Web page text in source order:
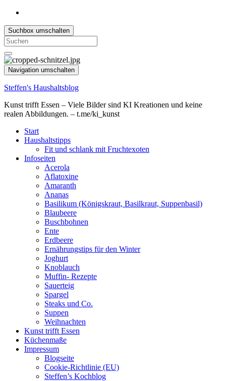
Suchbox umschalten
Search
for:
Navigation umschalten
Steffen's Haushaltsblog
Kunst trifft Essen – Viele Bilder sind KI Kreationen und keine
realen Abbildungen. – t.me/ki_kunst
Start
Haushaltstipps
Fit und schlank mit Fruchtexoten
Infoseiten
Acerola
Aflatoxine
Amaranth
Ananas
Basilikum (Königskraut, Basilkraut, Suppenbasil)
Blaubeere
Buschbohnen
Ente
Erdbeere
Ernährungstips für den Winter
Joghurt
Knoblauch
Muffin- Rezepte
Sauerteig
Spargel
Steaks und Co.
Suppen
Weihnachten
Kunst trifft Essen
Küchenmaße
Impressum
Blogseite
Cookie-Richtlinie (EU)
Steffen’s Kochblog